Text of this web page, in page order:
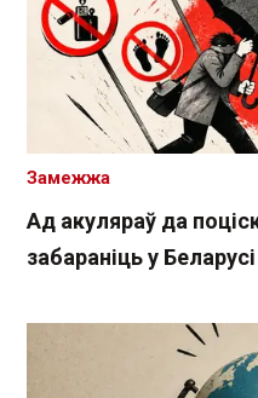
Ад акуляраў да
забараніць у Беларусі
Замежжа